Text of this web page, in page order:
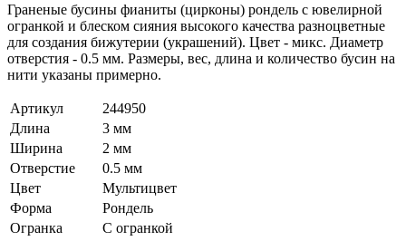
Граненые бусины фианиты (цирконы) рондель с ювелирной
огранкой и блеском сияния высокого качества разноцветные
для создания бижутерии (украшений). Цвет - микс. Диаметр
отверстия - 0.5 мм. Размеры, вес, длина и количество бусин на
нити указаны примерно.
Артикул
244950
Длина
3 мм
Ширина
2 мм
Отверстие
0.5 мм
Цвет
Мультицвет
Форма
Рондель
Огранка
С огранкой